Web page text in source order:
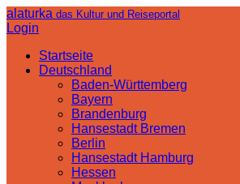
alaturka das Kultur und Reiseportal
Login
Startseite
Deutschland
Baden-Württemberg
Bayern
Brandenburg
Hansestadt Bremen
Berlin
Hansestadt Hamburg
Hessen